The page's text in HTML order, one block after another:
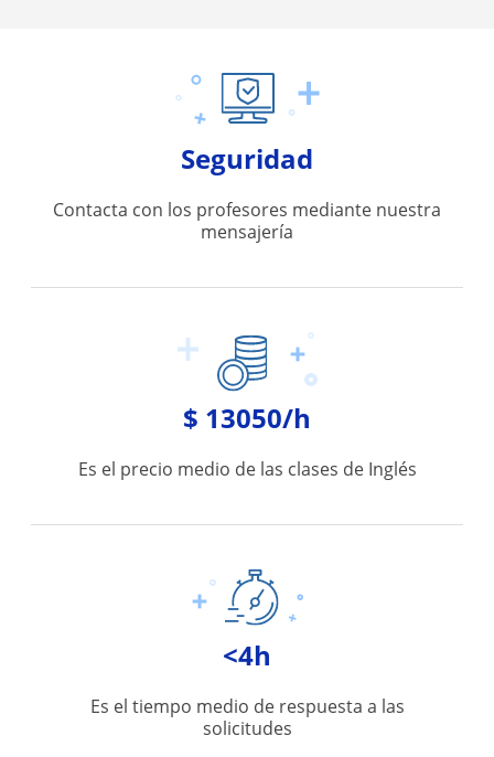
Seguridad
Contacta con los profesores mediante nuestra
mensajería
$ 13050/h
Es el precio medio de las clases de Inglés
<4h
Es el tiempo medio de respuesta a las
solicitudes